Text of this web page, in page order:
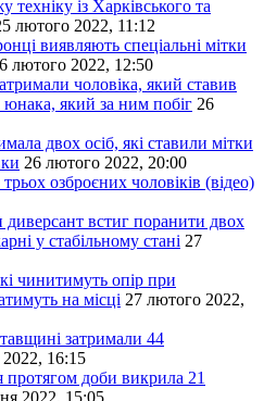
техніку із Харківського та
лютого 2022, 11:12
виявляють спеціальні мітки
лютого 2022, 12:50
чоловіка, який ставив
який за ним побіг 26
двох осіб, які ставили мітки
26 лютого 2022, 20:00
озброєних чоловіків (відео)
встиг поранити двох
у стабільному стані 27
чинитимуть опір при
на місці 27 лютого 2022,
затримали 44
16:15
протягом доби викрила 21